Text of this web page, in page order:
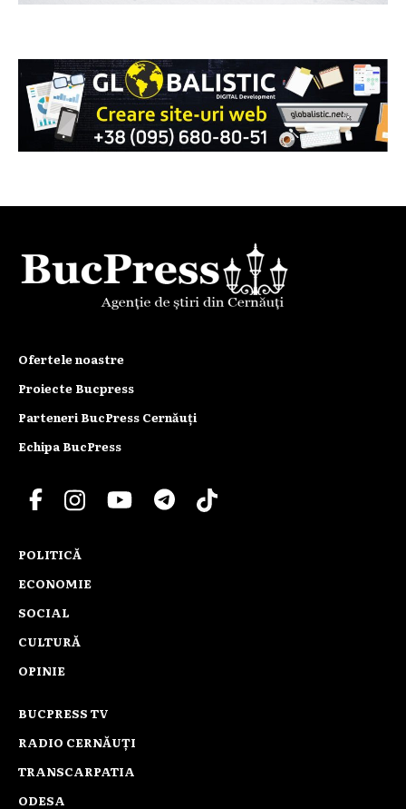
Ofertele noastre
Proiecte Bucpress
Parteneri BucPress Cernăuți
Echipa BucPress
POLITICĂ
ECONOMIE
SOCIAL
CULTURĂ
OPINIE
BUCPRESS TV
RADIO CERNĂUȚI
TRANSCARPATIA
ODESA